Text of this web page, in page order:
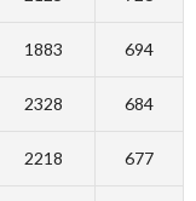
1883 694
2328 684
2218 677